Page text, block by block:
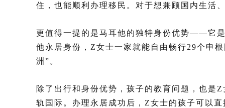
住，也能顺利办理移民。对于想兼顾国内生活
更值得一提的是马耳他的独特身份优势——它
他永居身份，Z女士一家就能自由畅行29个申
洲”。
除了出行和身份优势，孩子的教育问题，也是
轨国际。办理永居成功后，Z女士的孩子可以